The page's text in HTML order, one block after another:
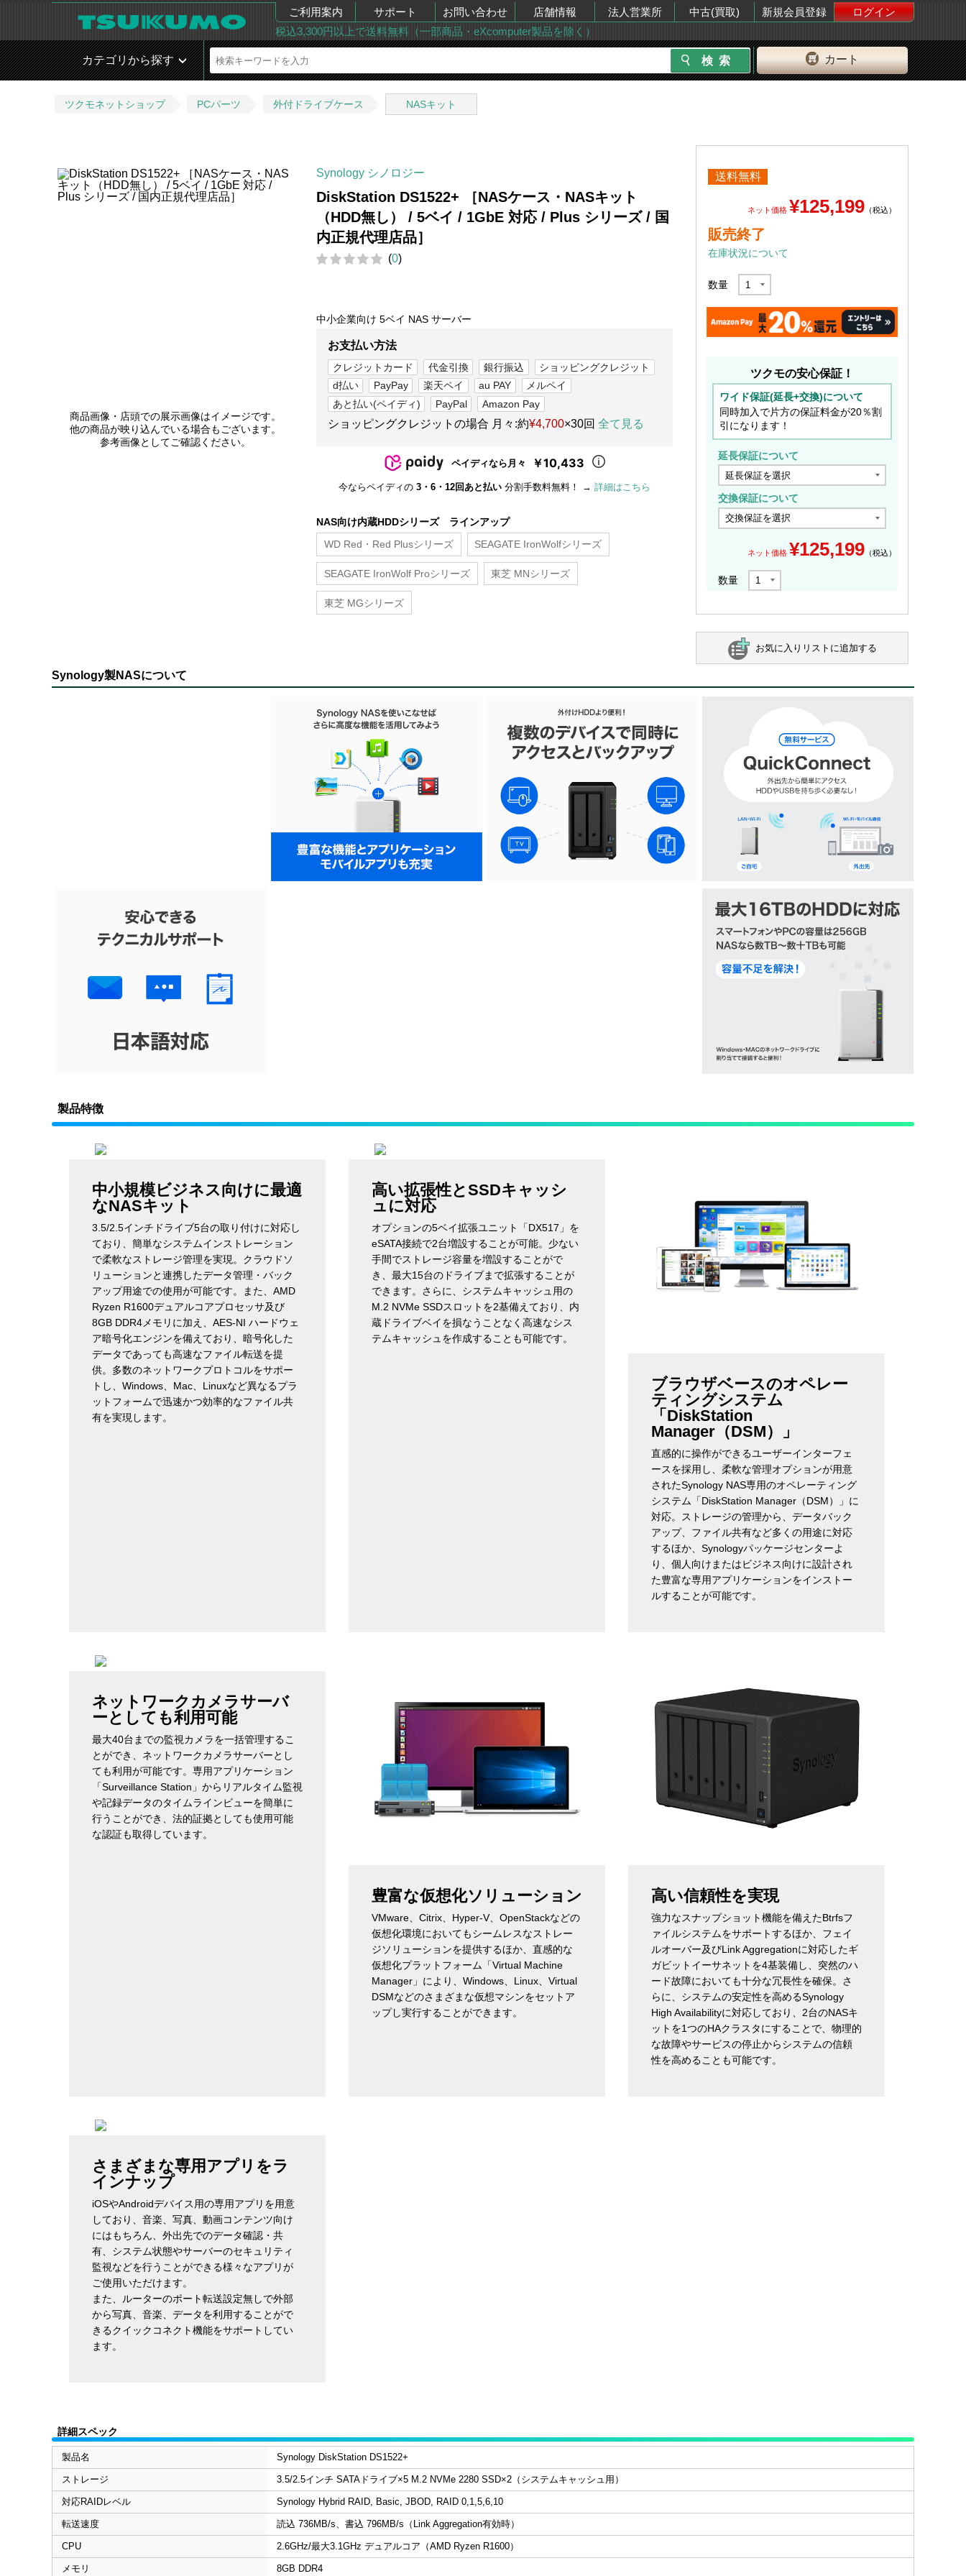
ご利用案内 サポート お問い合わせ 店舗情報 法人営業所 中古(買取) 新規会員登録
ログイン
税込3,300円以上で送料無料（一部商品・eXcomputer製品を除く）
カート
カテゴリから探す
ツクモネットショップ PCパーツ 外付ドライブケース NASキット
商品画像・店頭での展示画像はイメージです。
他の商品が映り込んでいる場合もございます。
参考画像としてご確認ください。
Synology シノロジー
DiskStation DS1522+ ［NASケース・NASキット
（HDD無し） / 5ベイ / 1GbE 対応 / Plus シリーズ / 国
内正規代理店品］
(0)
中小企業向け 5ベイ NAS サーバー
お支払い方法
クレジットカード 代金引換 銀行振込
ショッピングクレジット
d払い
PayPay 楽天ペイ au PAY
メルペイ
あと払い(ペイディ)
PayPal Amazon Pay
ショッピングクレジットの場合 月々:約¥4,700×30回 全て見る
ペイディなら月々 ￥10,433
今ならペイディの 3・6・12回あと払い 分割手数料無料！ → 詳細はこちら
NAS向け内蔵HDDシリーズ ラインアップ
WD Red・Red Plusシリーズ
SEAGATE IronWolfシリーズ
SEAGATE IronWolf Proシリーズ 東芝 MNシリーズ
東芝 MGシリーズ
送料無料
ネット価格 ¥125,199 （税込）
販売終了
在庫状況について
数量
ツクモの安心保証！
ワイド保証(延長+交換)について
同時加入で片方の保証料金が20％割
引になります！
延長保証について
交換保証について
ネット価格 ¥125,199 （税込）
数量
お気に入りリストに追加する
Synology製NASについて
製品特徴
中小規模ビジネス向けに最適
なNASキット
3.5/2.5インチドライブ5台の取り付けに対応し
ており、簡単なシステムインストレーション
で柔軟なストレージ管理を実現。クラウドソ
リューションと連携したデータ管理・バック
アップ用途での使用が可能です。また、AMD
Ryzen R1600デュアルコアプロセッサ及び
8GB DDR4メモリに加え、AES-NI ハードウェ
ア暗号化エンジンを備えており、暗号化した
データであっても高速なファイル転送を提
供。多数のネットワークプロトコルをサポー
トし、Windows、Mac、Linuxなど異なるプラ
ットフォームで迅速かつ効率的なファイル共
有を実現します。
高い拡張性とSSDキャッシ
ュに対応
オプションの5ベイ拡張ユニット「DX517」を
eSATA接続で2台増設することが可能。少ない
手間でストレージ容量を増設することがで
き、最大15台のドライブまで拡張することが
できます。さらに、システムキャッシュ用の
M.2 NVMe SSDスロットを2基備えており、内
蔵ドライブベイを損なうことなく高速なシス
テムキャッシュを作成することも可能です。
ブラウザベースのオペレー
ティングシステム
「DiskStation
Manager（DSM）」
直感的に操作ができるユーザーインターフェ
ースを採用し、柔軟な管理オプションが用意
されたSynology NAS専用のオペレーティング
システム「DiskStation Manager（DSM）」に
対応。ストレージの管理から、データバック
アップ、ファイル共有など多くの用途に対応
するほか、Synologyパッケージセンターよ
り、個人向けまたはビジネス向けに設計され
た豊富な専用アプリケーションをインストー
ルすることが可能です。
ネットワークカメラサーバ
ーとしても利用可能
最大40台までの監視カメラを一括管理するこ
とができ、ネットワークカメラサーバーとし
ても利用が可能です。専用アプリケーション
「Surveillance Station」からリアルタイム監視
や記録データのタイムラインビューを簡単に
行うことができ、法的証拠としても使用可能
な認証も取得しています。
豊富な仮想化ソリューション
VMware、Citrix、Hyper-V、OpenStackなどの
仮想化環境においてもシームレスなストレー
ジソリューションを提供するほか、直感的な
仮想化プラットフォーム「Virtual Machine
Manager」により、Windows、Linux、Virtual
DSMなどのさまざまな仮想マシンをセットア
ップし実行することができます。
高い信頼性を実現
強力なスナップショット機能を備えたBtrfsフ
ァイルシステムをサポートするほか、フェイ
ルオーバー及びLink Aggregationに対応したギ
ガビットイーサネットを4基装備し、突然のハ
ード故障においても十分な冗長性を確保。さ
らに、システムの安定性を高めるSynology
High Availabilityに対応しており、2台のNASキ
ットを1つのHAクラスタにすることで、物理的
な故障やサービスの停止からシステムの信頼
性を高めることも可能です。
さまざまな専用アプリをラ
インナップ
iOSやAndroidデバイス用の専用アプリを用意
しており、音楽、写真、動画コンテンツ向け
にはもちろん、外出先でのデータ確認・共
有、システム状態やサーバーのセキュリティ
監視などを行うことができる様々なアプリが
ご使用いただけます。
また、ルーターのポート転送設定無しで外部
から写真、音楽、データを利用することがで
きるクイックコネクト機能をサポートしてい
ます。
詳細スペック
製品名 Synology DiskStation DS1522+
ストレージ 3.5/2.5インチ SATAドライブ×5 M.2 NVMe 2280 SSD×2（システムキャッシュ用）
対応RAIDレベル Synology Hybrid RAID, Basic, JBOD, RAID 0,1,5,6,10
転送速度 読込 736MB/s、書込 796MB/s（Link Aggregation有効時）
CPU 2.6GHz/最大3.1GHz デュアルコア（AMD Ryzen R1600）
メモリ 8GB DDR4